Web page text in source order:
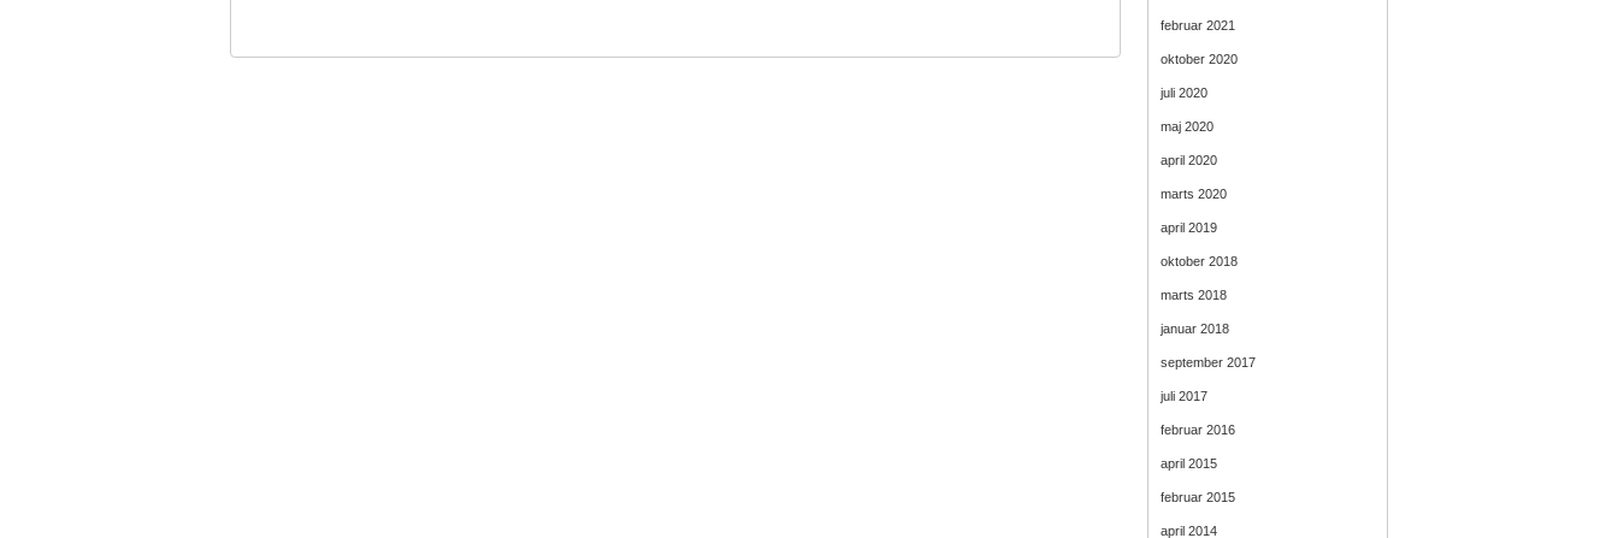
februar 2021
oktober 2020
juli 2020
maj 2020
april 2020
marts 2020
april 2019
oktober 2018
marts 2018
januar 2018
september 2017
juli 2017
februar 2016
april 2015
februar 2015
april 2014